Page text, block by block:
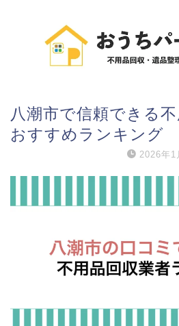
八潮市で信頼できる
おすすめランキング
2026年1